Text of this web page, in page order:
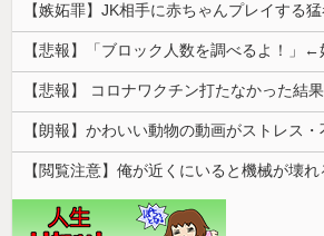
【悲報】 コロナワクチン打たなかった結
【閲覧注意】俺が近くにいると機械が壊れ